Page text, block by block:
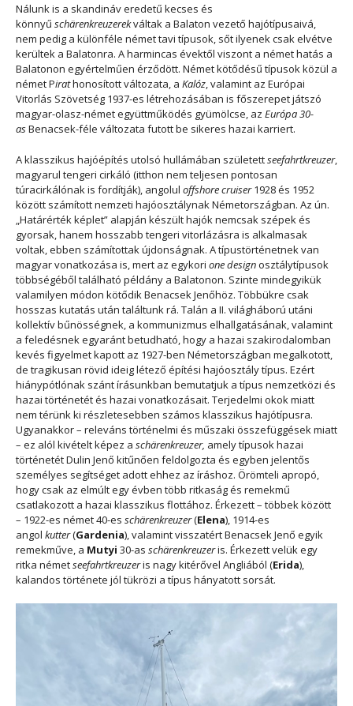
Nálunk is a skandináv eredetű kecses és
könnyű schärenkreuzerekváltak a Balaton vezető hajótípusaivá,
nem pedig a különféle német tavi típusok, sőt ilyenek csak elvétve
kerültek a Balatonra. A harmincas évektől viszont a német hatás a
Balatonon egyértelműen érződött. Német kötődésű típusok közül a
német Pirathonosított változata, a Kalóz, valamint az Európai
Vitorlás Szövetség 1937-es létrehozásában is főszerepet játszó
magyar-olasz-német együttműködés gyümölcse, az Európa 30-
asBenacsek-féle változata futott be sikeres hazai karriert.
A klasszikus hajóépítés utolsó hullámában születettseefahrtkreuzer,
magyarul tengeri cirkáló (itthon nem teljesen pontosan
túracirkálónak is fordítják), angolul offshore cruiser1928 és 1952
között számított nemzeti hajóosztálynak Németországban. Az ún.
„Határérték képlet” alapján készült hajók nemcsak szépek és
gyorsak, hanem hosszabb tengeri vitorlázásra is alkalmasak
voltak, ebben számítottak újdonságnak. A típustörténetnek van
magyar vonatkozása is, mert az egykori one designosztálytípusok
többségéből található példány a Balatonon. Szinte mindegyikük
valamilyen módon kötődik Benacsek Jenőhöz. Többükre csak
hosszas kutatás után találtunk rá. Talán a II. világháború utáni
kollektív bűnösségnek, a kommunizmus elhallgatásának, valamint
a feledésnek egyaránt betudható, hogy a hazai szakirodalomban
kevés figyelmet kapott az 1927-ben Németországban megalkotott,
de tragikusan rövid ideig létező építési hajóosztály típus. Ezért
hiánypótlónak szánt írásunkban bemutatjuk a típus nemzetközi és
hazai történetét és hazai vonatkozásait. Terjedelmi okok miatt
nem térünk ki részletesebben számos klasszikus hajótípusra.
Ugyanakkor – releváns történelmi és műszaki összefüggések miatt
– ez alól kivételt képez a schärenkreuzer, amely típusok hazai
történetét Dulin Jenő kitűnően feldolgozta és egyben jelentős
személyes segítséget adott ehhez az íráshoz. Örömteli apropó,
hogy csak az elmúlt egy évben több ritkaság és remekmű
csatlakozott a hazai klasszikus flottához. Érkezett – többek között
– 1922-es német 40-es schärenkreuzer(Elena), 1914-es
angol kutter(Gardenia), valamint visszatért Benacsek Jenő egyik
remekműve, a Mutyi 30-as schärenkreuzeris. Érkezett velük egy
ritka németseefahrtkreuzeris nagy kitérővel Angliából (Erida),
kalandos története jól tükrözi a típus hányatott sorsát.